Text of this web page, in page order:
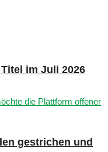
im Juli 2026
gestrichen und